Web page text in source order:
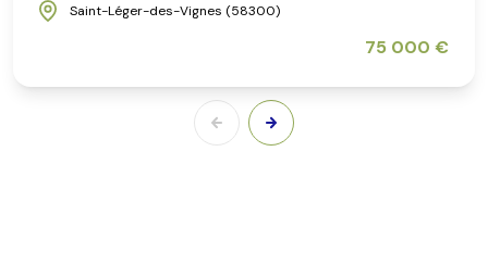
Saint-Léger-des-Vignes (58300)
75 000 €